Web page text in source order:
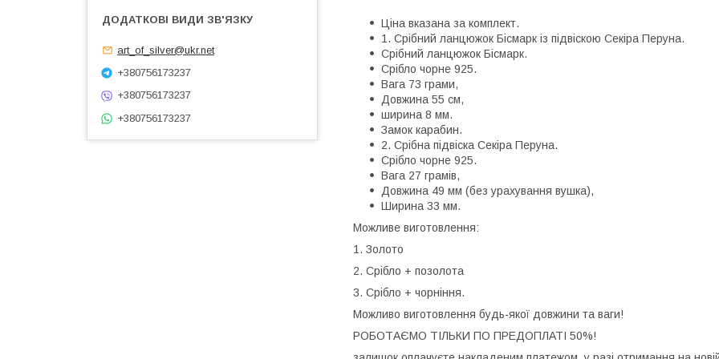
Ціна вказана за комплект.
1️. Срібний ланцюжок Бісмарк із підвіскою Секіра Перуна.
Срібний ланцюжок Бісмарк.
Срібло чорне 925.
Вага 73 грами,
Довжина 55 см,
ширина 8 мм.
Замок карабин.
2️. Срібна підвіска Секіра Перуна.
Срібло чорне 925.
Вага 27 грамів,
Довжина 49 мм (без урахування вушка),
Ширина 33 мм.
Можливе виготовлення:
1. Золото
2. Срібло + позолота
3. Срібло + чорніння.
Можливо виготовлення будь-якої довжини та ваги!
РОБОТАЄМО ТІЛЬКИ ПО ПРЕДОПЛАТІ 50%!
art_of_silver@ukr.net
+380756173237
+380756173237
+380756173237